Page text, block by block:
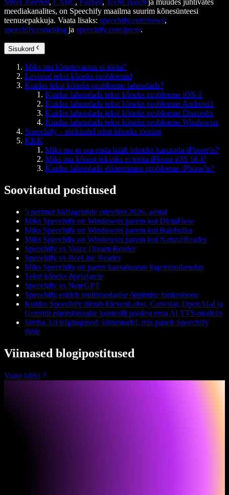
Street Journal, CNBC, Forbes, TechCrunch ja muudes juhtivates
meediakanalites, on Speechify maailma suurim kõnesünteesi
teenusepakkuja. Vaata lisaks: speechify.com/news,
speechify.com/blog ja speechify.com/press.
Sisukord
Miks mu kõnetuvastus ei tööta?
Levinud tekst kõneks probleemid
Kuidas tekst kõneks probleeme lahendada?
Kuidas lahendada tekst kõneks probleeme iOS-il
Kuidas lahendada tekst kõneks probleeme Androidil
Kuidas lahendada tekst kõneks probleeme Discordis
Kuidas lahendada tekst kõneks probleeme Windowsis
Speechify – töökindel tekst kõneks tööriist
KKK
Miks ma ei saa enda häält tekstiks kasutada iPhone'is?
Miks mu kõnest tekstiks ei tööta iPhone iOS 16-l?
Kuidas lahendada dikteerimise probleeme iPhone'is?
Soovitatud postitused
5 parimat häälagentide ettevõtet 2026. aastal
Miks Speechify on Windowsis parem kui DictaFlow
Miks Speechify on Windowsis parem kui Balabolka
Miks Speechify on Windowsis parem kui NaturalReader
Speechify vs Voice Dream Reader
Speechify vs BeeLine Reader
Miks Speechify on parim kaasahaarav lugemisrakendus
Tekst kõneks õpetajatele
Speechify vs NoteGPT
Speechify esitleb multimodaalse õppimise funktsioone
Kuidas Speechify ületab ElevenLabsi, Cartesiat, OpenAI-d ja
Geminit emotsionaalse kontrolli poolest oma AI TTS-mudelis
Simba 3.0 telgitagused: kõnemudel, mis paneb Speechify
tööle
Viimased blogipostitused
Vaata kõiki